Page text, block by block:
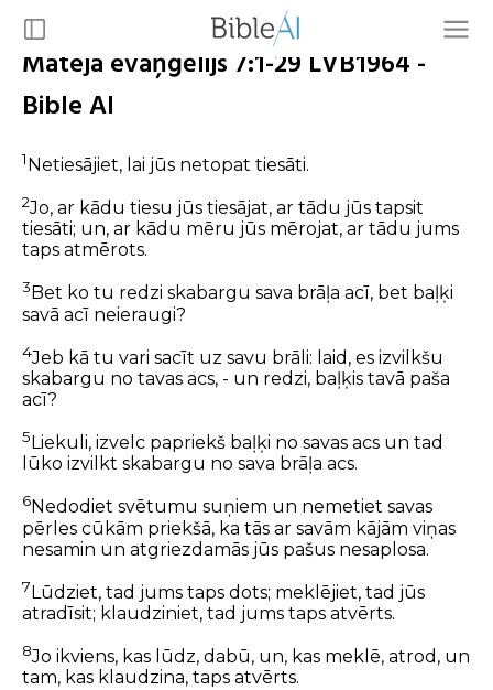
Mateja evaņģēlijs 7:1-29 LVB1964 -
Bible AI
1Netiesājiet, lai jūs netopat tiesāti.
2Jo, ar kādu tiesu jūs tiesājat, ar tādu jūs tapsit
tiesāti; un, ar kādu mēru jūs mērojat, ar tādu jums
taps atmērots.
3 Bet ko tu redzi skabargu sava brāļa acī, bet baļķi
savā acī neieraugi?
4Jeb kā tu vari sacīt uz savu brāli: laid, es izvilkšu
skabargu no tavas acs, - un redzi, baļķis tavā paša
acī?
5 Liekuli, izvelc papriekš baļķi no savas acs un tad
lūko izvilkt skabargu no sava brāļa acs.
6Nedodiet svētumu suņiem un nemetiet savas
pērles cūkām priekšā, ka tās ar savām kājām viņas
nesamin un atgriezdamās jūs pašus nesaplosa.
7Lūdziet, tad jums taps dots; meklējiet, tad jūs
atradīsit; klaudziniet, tad jums taps atvērts.
8Jo ikviens, kas lūdz, dabū, un, kas meklē, atrod, un
tam, kas klaudzina, taps atvērts.